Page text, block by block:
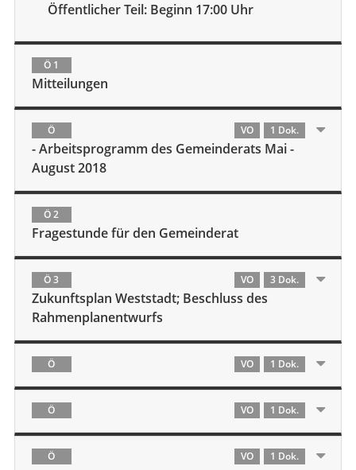
Öffentlicher Teil: Beginn 17:00 Uhr
Ö 1
Mitteilungen
Ö VO 1 Dok.
- Arbeitsprogramm des Gemeinderats Mai -
August 2018
Ö 2
Fragestunde für den Gemeinderat
Ö 3 VO 3 Dok.
Zukunftsplan Weststadt; Beschluss des
Rahmenplanentwurfs
Ö VO 1 Dok.
Ö VO 1 Dok.
Ö VO 1 Dok.